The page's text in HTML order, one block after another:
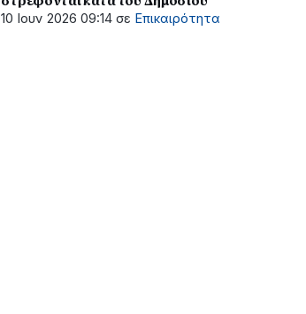
10 Ιουν 2026 09:14 σε Επικαιρότητα